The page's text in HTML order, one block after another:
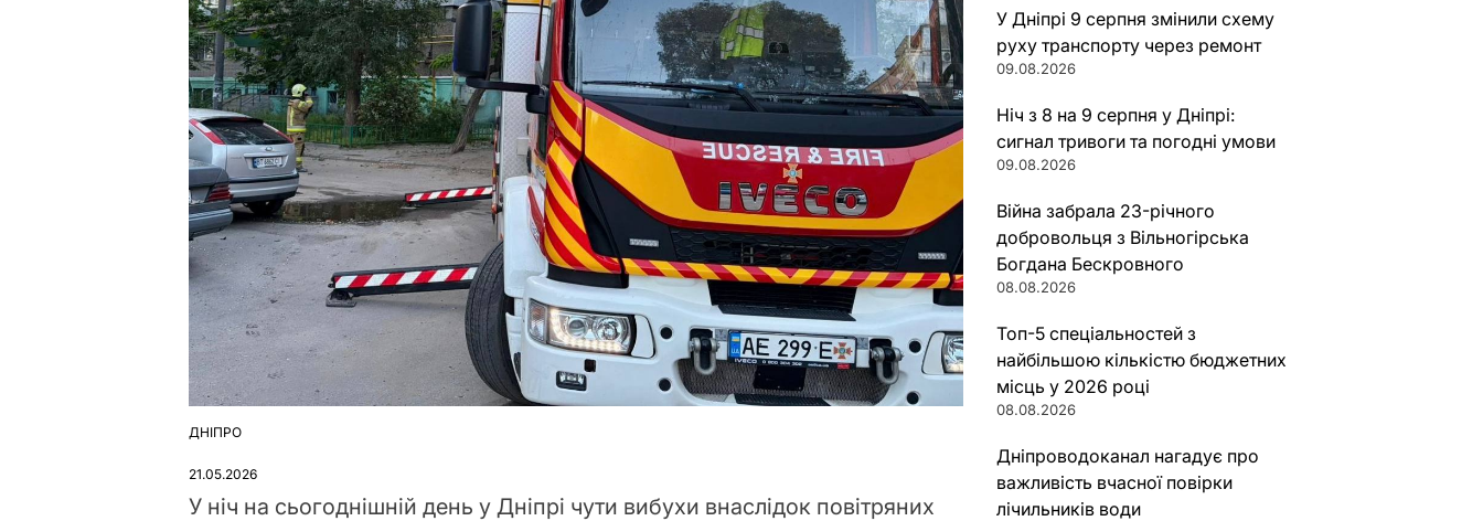
ОПУБЛІКУВАТИ
ДНІПРО
21.05.2026
У ніч на сьогоднішній день у Дніпрі чути вибухи внаслідок повітряних
У Дніпрі 9 серпня змінили схему
руху транспорту через ремонт
09.08.2026
Ніч з 8 на 9 серпня у Дніпрі:
сигнал тривоги та погодні умови
09.08.2026
Війна забрала 23-річного
добровольця з Вільногірська
Богдана Бескровного
08.08.2026
Топ-5 спеціальностей з
найбільшою кількістю бюджетних
місць у 2026 році
08.08.2026
Дніпроводоканал нагадує про
важливість вчасної повірки
лічильників води